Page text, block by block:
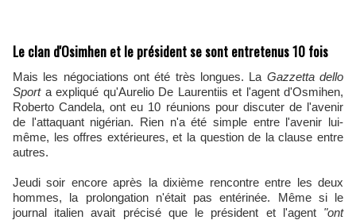
Le clan d'Osimhen et le président se sont entretenus 10 fois
Mais les négociations ont été très longues. La Gazzetta dello
Sport a expliqué qu'Aurelio De Laurentiis et l'agent d'Osmihen,
Roberto Candela, ont eu 10 réunions pour discuter de l'avenir
de l'attaquant nigérian. Rien n'a été simple entre l'avenir lui-
même, les offres extérieures, et la question de la clause entre
autres.
Jeudi soir encore après la dixième rencontre entre les deux
hommes, la prolongation n'était pas entérinée. Même si le
journal italien avait précisé que le président et l'agent "ont